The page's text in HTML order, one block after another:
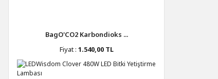
BagO'CO2 Karbondioks ...
Fiyat : 1.540,00 TL